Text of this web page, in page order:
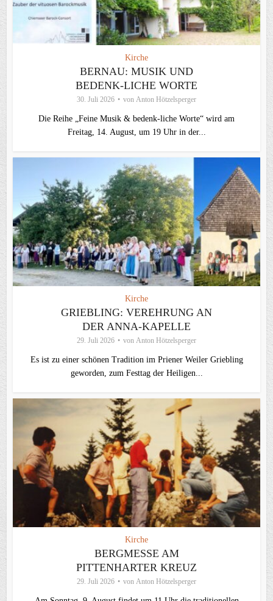
Kirche
BERNAU: MUSIK UND
BEDENK-LICHE WORTE
30. Juli 2026 von Anton Hötzelsperger
Die Reihe „Feine Musik & bedenk-liche Worte“ wird am
Freitag, 14. August, um 19 Uhr in der...
Kirche
GRIEBLING: VEREHRUNG AN
DER ANNA-KAPELLE
29. Juli 2026 von Anton Hötzelsperger
Es ist zu einer schönen Tradition im Priener Weiler Griebling
geworden, zum Festtag der Heiligen...
Kirche
BERGMESSE AM
PITTENHARTER KREUZ
29. Juli 2026 von Anton Hötzelsperger